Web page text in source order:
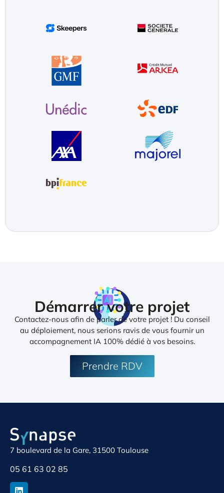
Démarrer votre projet
Contactez-nous afin de parler de votre projet ! Du conseil
au déploiement, nous serions ravis de vous fournir un
accompagnement IA 100% dédié à vos besoins.
Prendre RDV
7 boulevard de la Gare, 31500 Toulouse
05 61 63 02 85